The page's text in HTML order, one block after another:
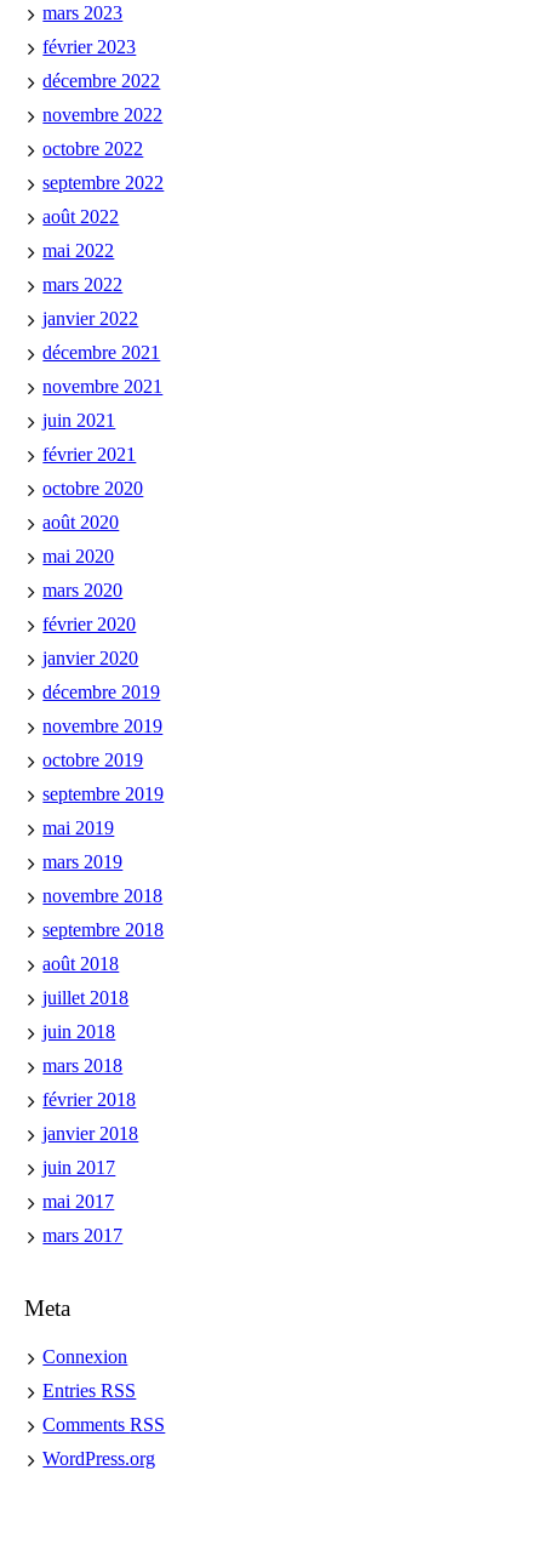
mars 2023
février 2023
décembre 2022
novembre 2022
octobre 2022
septembre 2022
août 2022
mai 2022
mars 2022
janvier 2022
décembre 2021
novembre 2021
juin 2021
février 2021
octobre 2020
août 2020
mai 2020
mars 2020
février 2020
janvier 2020
décembre 2019
novembre 2019
octobre 2019
septembre 2019
mai 2019
mars 2019
novembre 2018
septembre 2018
août 2018
juillet 2018
juin 2018
mars 2018
février 2018
janvier 2018
juin 2017
mai 2017
mars 2017
Meta
Connexion
EntriesRSS
CommentsRSS
WordPress.org